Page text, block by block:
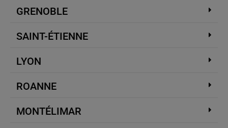
GRENOBLE
SAINT-ÉTIENNE
LYON
ROANNE
MONTÉLIMAR